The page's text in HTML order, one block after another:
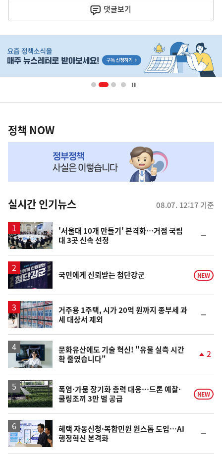
다
음
기
댓글보기
단
배
영
책
NOW,
뉴
스
정책 NOW
실시간 인기뉴스 08.07. 12:17 기준
'서울대 10개 만들기' 본격화…거점 국립
대 3곳 신속 선정
일
국민에게 신뢰받는 첨단강군 NEW
거주용 1주택, 시가 20억 원까지 종부세 과
세 대상서 제외
일
문화유산에도 기술 혁신! "유물 실측 시간
확 줄였습니다"
승
2
폭염·가뭄 장기화 총력 대응…드론 예찰·
쿨링조끼 3만 벌 공급
NEW
혜택 자동신청·복합민원 원스톱 도입…AI
행정혁신 본격화